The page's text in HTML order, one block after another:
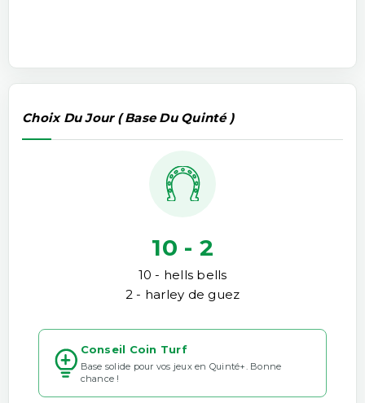
Choix Du Jour ( Base Du Quinté )
10 - 2
10 - hells bells
2 - harley de guez
Conseil Coin Turf
Base solide pour vos jeux en Quinté+. Bonne
chance !